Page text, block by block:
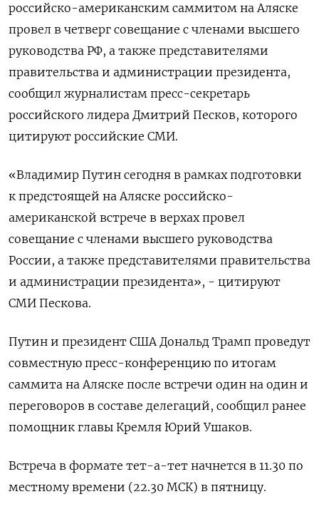
российско-американским саммитом на Аляске
провел в четверг совещание с членами высшего
руководства РФ, а также представителями
правительства и администрации президента,
сообщил журналистам пресс-секретарь
российского лидера Дмитрий Песков, которого
цитируют российские СМИ.
«Владимир Путин сегодня в рамках подготовки
к предстоящей на Аляске российско-
американской встрече в верхах провел
совещание с членами высшего руководства
России, а также представителями правительства
и администрации президента», - цитируют
СМИ Пескова.
Путин и президент США Дональд Трамп проведут
совместную пресс-конференцию по итогам
саммита на Аляске после встречи один на один и
переговоров в составе делегаций, сообщил ранее
помощник главы Кремля Юрий Ушаков.
Встреча в формате тет-а-тет начнется в 11.30 по
местному времени (22.30 МСК) в пятницу.